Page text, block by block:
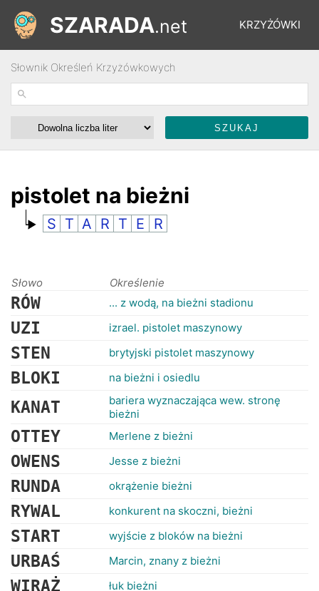
KRZYŻÓWKI
ŁAMIGŁÓWKI
SZARADA.net
Słownik Określeń Krzyżówkowych
pistolet na bieżni
S T A R T E R
Słowo Określenie
RÓW ... z wodą, na bieżni stadionu
UZI izrael. pistolet maszynowy
STEN brytyjski pistolet maszynowy
BLOKI na bieżni i osiedlu
KANAT
bariera wyznaczająca wew. stronę
bieżni
OTTEY Merlene z bieżni
OWENS Jesse z bieżni
RUNDA okrążenie bieżni
RYWAL konkurent na skoczni, bieżni
START wyjście z bloków na bieżni
URBAŚ Marcin, znany z bieżni
WIRAŻ łuk bieżni